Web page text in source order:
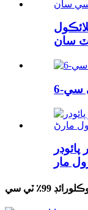
99٪ ٽي سي